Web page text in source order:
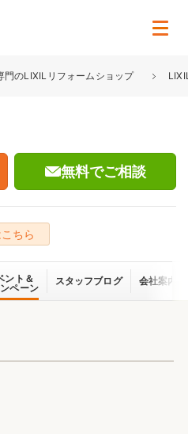
門のLIXILリフォームショップ
無料でご相談
ちら
ント＆
ペーン
スタッフブログ 会社案内